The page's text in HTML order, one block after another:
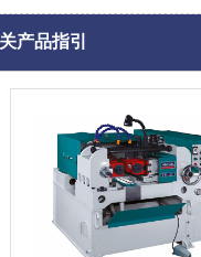
产品指引